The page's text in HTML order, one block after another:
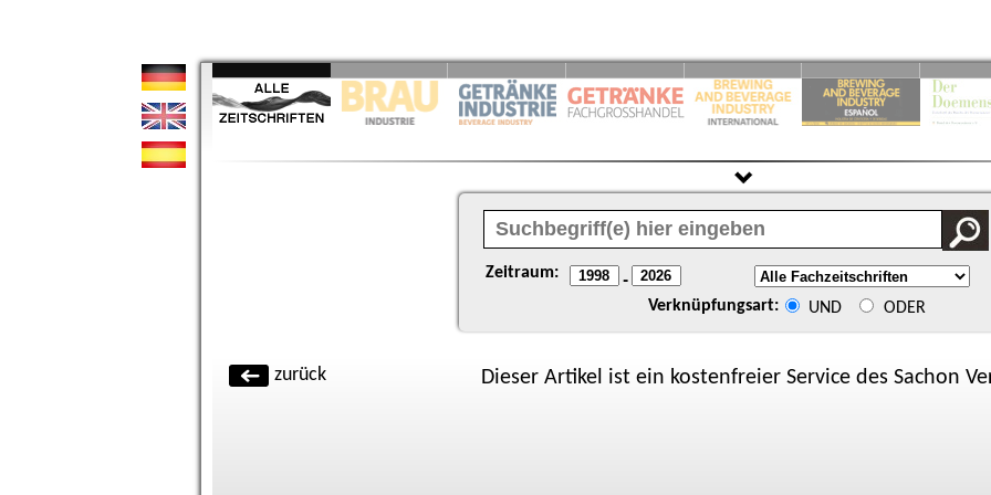
Zeitraum: -
Verknüpfungsart: UND ODER
zurück Dieser Artikel ist ein kostenfreier Service des Sachon